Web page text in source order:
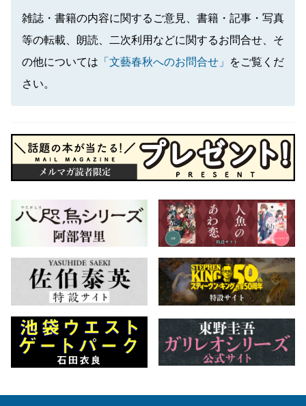
雑誌・書籍の内容に関するご意見、書籍・記事・写真
等の転載、朗読、二次利用などに関するお問合せ、そ
の他については 「文藝春秋へのお問合せ」
をご覧くだ
さい。